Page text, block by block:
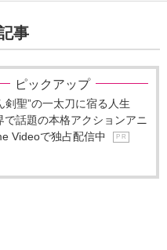
事
ピックアップ
剣聖”の一太刀に宿る人生
話題の本格アクションアニ
Videoで独占配信中
P R